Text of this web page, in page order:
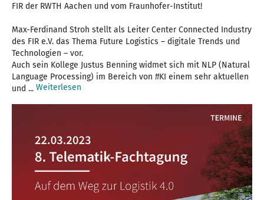
FIR der RWTH Aachen und vom Fraunhofer-Institut!
Max-Ferdinand Stroh stellt als Leiter Center Connected Industry
des FIR e.V. das Thema Future Logistics – digitale Trends und
Technologien – vor.
Auch sein Kollege Justus Benning widmet sich mit NLP (Natural
Language Processing) im Bereich von #KI einem sehr aktuellen
und ... Weiterlesen